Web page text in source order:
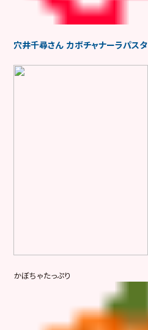
穴井千尋さん カボチャナーラパスタ
かぼちゃたっぷり